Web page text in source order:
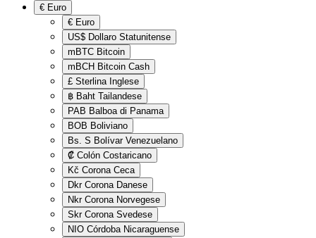
€ Euro
€ Euro
US$ Dollaro Statunitense
mBTC Bitcoin
mBCH Bitcoin Cash
£ Sterlina Inglese
฿ Baht Tailandese
PAB Balboa di Panama
BOB Boliviano
Bs. S Bolívar Venezuelano
₡ Colón Costaricano
Kč Corona Ceca
Dkr Corona Danese
Nkr Corona Norvegese
Skr Corona Svedese
NIO Córdoba Nicaraguense